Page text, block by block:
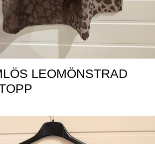
LEOMÖNSTRAD